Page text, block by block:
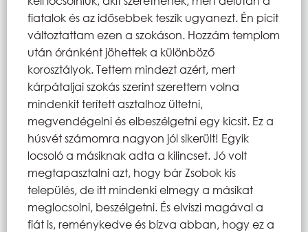
fiatalok és az idősebbek teszik ugyanezt. Én picit
változtattam ezen a szokáson. Hozzám templom
után óránként jöhettek a különböző
korosztályok. Tettem mindezt azért, mert
kárpátaljai szokás szerint szerettem volna
mindenkit terített asztalhoz ültetni,
megvendégelni és elbeszélgetni egy kicsit. Ez a
húsvét számomra nagyon jól sikerült! Egyik
locsoló a másiknak adta a kilincset. Jó volt
megtapasztalni azt, hogy bár Zsobok kis
település, de itt mindenki elmegy a másikat
meglocsolni, beszélgetni. És elviszi magával a
fiát is, reménykedve és bízva abban, hogy ez a